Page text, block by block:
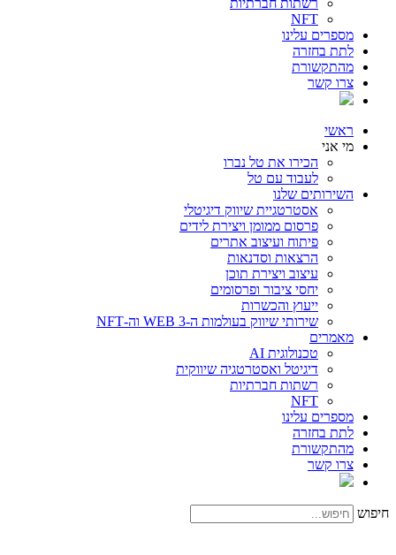
רשתות חברתיות
NFT
מספרים עלינו
לתת בחזרה
מהתקשורת
צרו קשר
ראשי
מי אני
הכירו את טל נברו
לעבוד עם טל
השירותים שלנו
אסטרטגיית שיווק דיגיטלי
פרסום ממומן ויצירת לידים
פיתוח ועיצוב אתרים
הרצאות וסדנאות
עיצוב ויצירת תוכן
יחסי ציבור ופרסומים
ייעוץ והכשרות
שירותי שיווק בעולמות ה-WEB 3 וה-NFT
מאמרים
טכנולוגית AI
דיגיטל ואסטרטגיה שיווקית
רשתות חברתיות
NFT
מספרים עלינו
לתת בחזרה
מהתקשורת
צרו קשר
חיפוש